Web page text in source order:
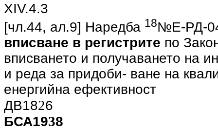
ХIV.4.3
[чл.44, ал.9] Наредба 18№Е-РД-
вписване в регистрите по
вписването и получаването на
и реда за придоби- ване на
енергийна ефективност
ДВ1826
БСА1938